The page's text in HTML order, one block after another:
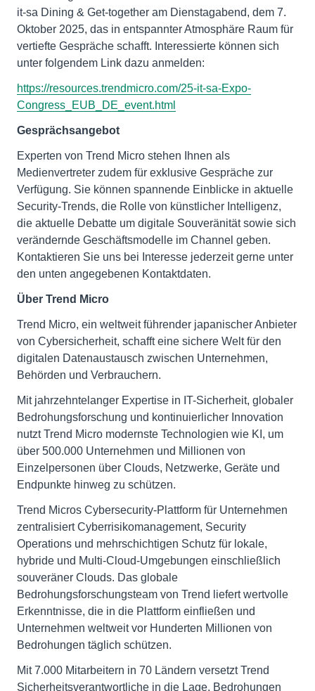
it-sa Dining & Get-together am Dienstagabend, dem 7.
Oktober 2025, das in entspannter Atmosphäre Raum für
vertiefte Gespräche schafft. Interessierte können sich
unter folgendem Link dazu anmelden:
https://resources.trendmicro.com/25-it-sa-Expo-
Congress_EUB_DE_event.html
Gesprächsangebot
Experten von Trend Micro stehen Ihnen als
Medienvertreter zudem für exklusive Gespräche zur
Verfügung. Sie können spannende Einblicke in aktuelle
Security-Trends, die Rolle von künstlicher Intelligenz,
die aktuelle Debatte um digitale Souveränität sowie sich
verändernde Geschäftsmodelle im Channel geben.
Kontaktieren Sie uns bei Interesse jederzeit gerne unter
den unten angegebenen Kontaktdaten.
Über Trend Micro
Trend Micro, ein weltweit führender japanischer Anbieter
von Cybersicherheit, schafft eine sichere Welt für den
digitalen Datenaustausch zwischen Unternehmen,
Behörden und Verbrauchern.
Mit jahrzehntelanger Expertise in IT-Sicherheit, globaler
Bedrohungsforschung und kontinuierlicher Innovation
nutzt Trend Micro modernste Technologien wie KI, um
über 500.000 Unternehmen und Millionen von
Einzelpersonen über Clouds, Netzwerke, Geräte und
Endpunkte hinweg zu schützen.
Trend Micros Cybersecurity-Plattform für Unternehmen
zentralisiert Cyberrisikomanagement, Security
Operations und mehrschichtigen Schutz für lokale,
hybride und Multi-Cloud-Umgebungen einschließlich
souveräner Clouds. Das globale
Bedrohungsforschungsteam von Trend liefert wertvolle
Erkenntnisse, die in die Plattform einfließen und
Unternehmen weltweit vor Hunderten Millionen von
Bedrohungen täglich schützen.
Mit 7.000 Mitarbeitern in 70 Ländern versetzt Trend
Sicherheitsverantwortliche in die Lage, Bedrohungen